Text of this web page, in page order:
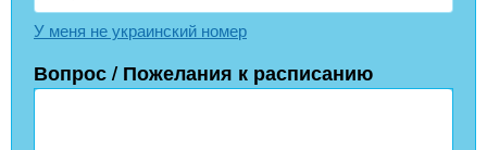
У меня не украинский номер
Вопрос / Пожелания к расписанию